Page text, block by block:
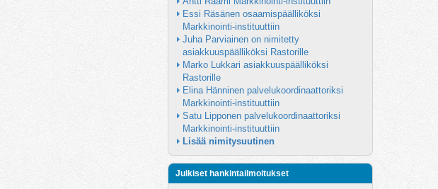
Essi Räsänen osaamispäälliköksi
Markkinointi-instituuttiin
Juha Parviainen on nimitetty
asiakkuuspäälliköksi Rastorille
Marko Lukkari asiakkuuspäälliköksi
Rastorille
Elina Hänninen palvelukoordinaattoriksi
Markkinointi-instituuttiin
Satu Lipponen palvelukoordinaattoriksi
Markkinointi-instituuttiin
Lisää nimitysuutinen
Julkiset hankintailmoitukset